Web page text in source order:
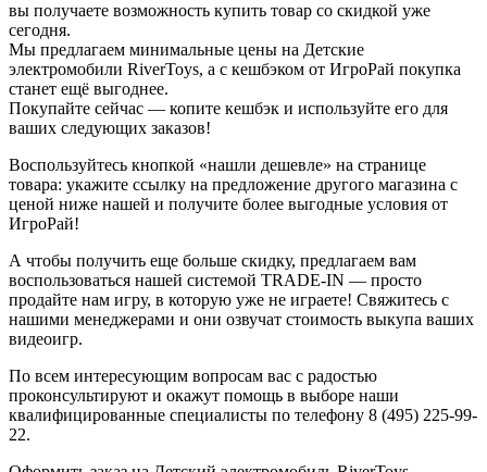
вы получаете возможность купить товар со скидкой уже
сегодня.
Мы предлагаем минимальные цены на Детские
электромобили RiverToys, а с кешбэком от ИгроРай покупка
станет ещё выгоднее.
Покупайте сейчас — копите кешбэк и используйте его для
ваших следующих заказов!
Воспользуйтесь кнопкой «нашли дешевле» на странице
товара: укажите ссылку на предложение другого магазина с
ценой ниже нашей и получите более выгодные условия от
ИгроРай!
А чтобы получить еще больше скидку, предлагаем вам
воспользоваться нашей системой TRADE-IN — просто
продайте нам игру, в которую уже не играете! Свяжитесь с
нашими менеджерами и они озвучат стоимость выкупа ваших
видеоигр.
По всем интересующим вопросам вас с радостью
проконсультируют и окажут помощь в выборе наши
квалифицированные специалисты по телефону 8 (495) 225-99-
22.